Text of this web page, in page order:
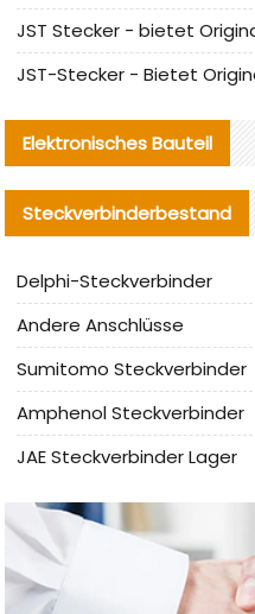
Elektronisches Bauteil
Steckverbinderbestand
Delphi-Steckverbinder
Andere Anschlüsse
Sumitomo Steckverbinder
Amphenol Steckverbinder
JAE Steckverbinder Lager